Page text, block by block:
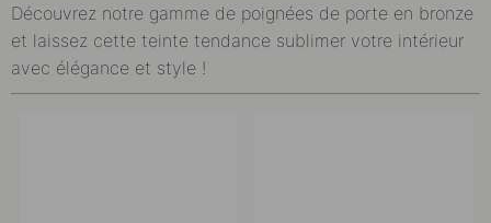
Découvrez notre gamme de poignées de porte en bronze
et laissez cette teinte tendance sublimer votre intérieur
avec élégance et style !